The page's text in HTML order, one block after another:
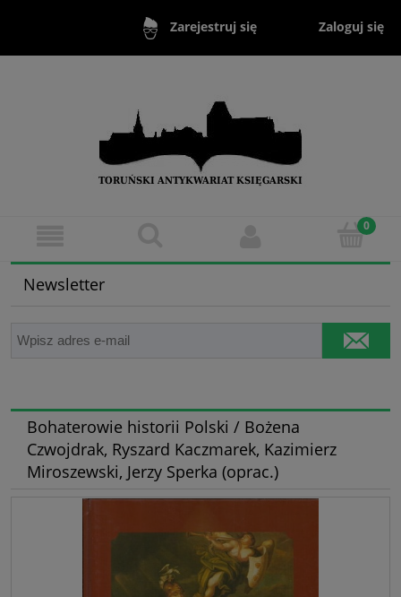
Zarejestruj się Zaloguj się
Newsletter
Bohaterowie historii Polski / Bożena
Czwojdrak, Ryszard Kaczmarek, Kazimierz
Miroszewski, Jerzy Sperka (oprac.)